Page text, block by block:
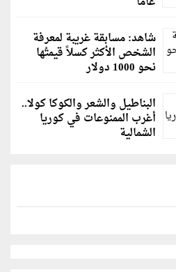
شاهد: مسابقة غريبة لمعرفة
الشخص الأكثر كسلاً قيمتُها
نحو 1000 دولار
البناطيل والشعر والكوكا كولا..
أغرب الممنوعات في كوريا
الشمالية